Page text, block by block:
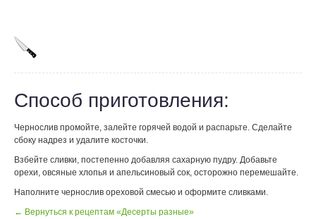
Способ приготовления:
Чернослив промойте, залейте горячей водой и распарьте. Сделайте
сбоку надрез и удалите косточки.
Взбейте сливки, постепенно добавляя сахарную пудру. Добавьте
орехи, овсяные хлопья и апельсиновый сок, осторожно перемешайте.
Наполните чернослив ореховой смесью и оформите сливками.
← Вернуться к рецептам «Десерты разные»